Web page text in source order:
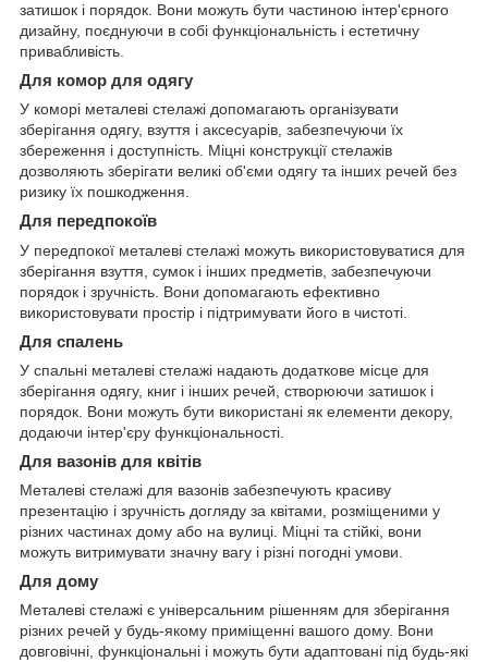
затишок і порядок. Вони можуть бути частиною інтер'єрного
дизайну, поєднуючи в собі функціональність і естетичну
привабливість.
Для комор для одягу
У коморі металеві стелажі допомагають організувати
зберігання одягу, взуття і аксесуарів, забезпечуючи їх
збереження і доступність. Міцні конструкції стелажів
дозволяють зберігати великі об'єми одягу та інших речей без
ризику їх пошкодження.
Для передпокоїв
У передпокої металеві стелажі можуть використовуватися для
зберігання взуття, сумок і інших предметів, забезпечуючи
порядок і зручність. Вони допомагають ефективно
використовувати простір і підтримувати його в чистоті.
Для спалень
У спальні металеві стелажі надають додаткове місце для
зберігання одягу, книг і інших речей, створюючи затишок і
порядок. Вони можуть бути використані як елементи декору,
додаючи інтер'єру функціональності.
Для вазонів для квітів
Металеві стелажі для вазонів забезпечують красиву
презентацію і зручність догляду за квітами, розміщеними у
різних частинах дому або на вулиці. Міцні та стійкі, вони
можуть витримувати значну вагу і різні погодні умови.
Для дому
Металеві стелажі є універсальним рішенням для зберігання
різних речей у будь-якому приміщенні вашого дому. Вони
довговічні, функціональні і можуть бути адаптовані під будь-які